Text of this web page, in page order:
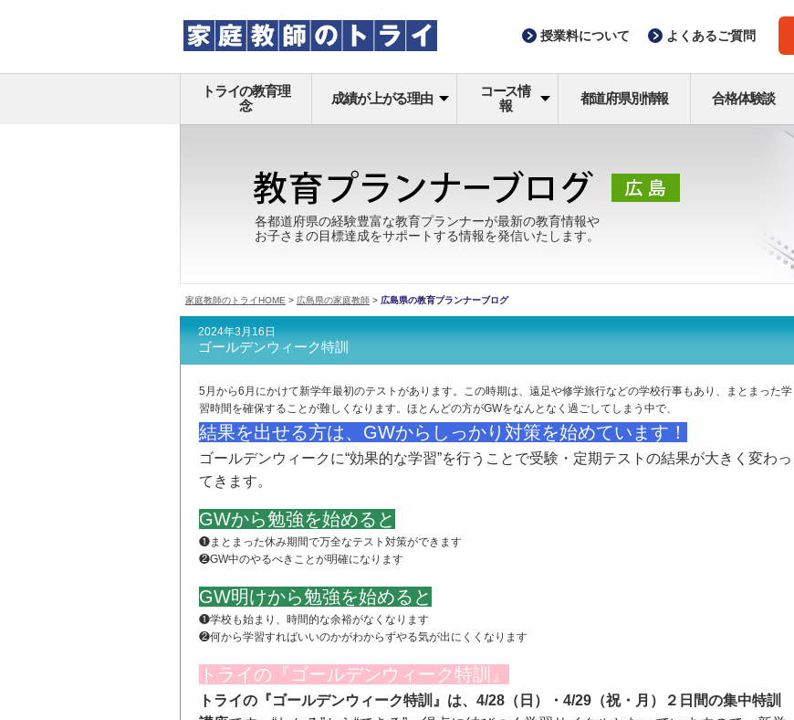
授業料について よくあるご質問
トライの教育理
念
成績が上がる理由
コース情
報
都道府県別情報 合格体験談
各都道府県の経験豊富な教育プランナーが最新の教育情報や
お子さまの目標達成をサポートする情報を発信いたします。
家庭教師のトライHOME > 広島県の家庭教師 > 広島県の教育プランナーブログ
2024年3月16日
ゴールデンウィーク特訓
5月から6月にかけて新学年最初のテストがあります。この時期は、遠足や修学旅行などの学校行事もあり、まとまった学
習時間を確保することが難しくなります。ほとんどの方がGWをなんとなく過ごしてしまう中で、
結果を出せる方は、GWからしっかり対策を始めています！
ゴールデンウィークに“効果的な学習”を行うことで受験・定期テストの結果が大きく変わっ
てきます。
GWから勉強を始めると
❶まとまった休み期間で万全なテスト対策ができます
❷GW中のやるべきことが明確になります
GW明けから勉強を始めると
❶学校も始まり、時間的な余裕がなくなります
❷何から学習すればいいのかがわからずやる気が出にくくなります
トライの『ゴールデンウィーク特訓』
トライの『ゴールデンウィーク特訓』は、4/28（日）・4/29（祝・月）２日間の集中特訓